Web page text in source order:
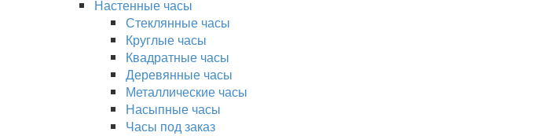
Настенные часы
Стеклянные часы
Круглые часы
Квадратные часы
Деревянные часы
Металлические часы
Насыпные часы
Часы под заказ